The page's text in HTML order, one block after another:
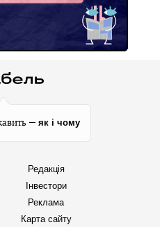
— як і чому
Редакція
Інвестори
Реклама
Карта сайту